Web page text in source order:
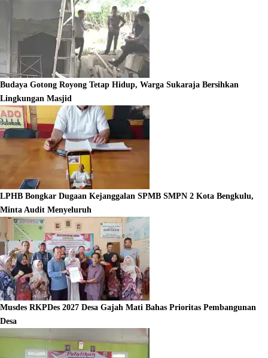
Budaya Gotong Royong Tetap Hidup, Warga Sukaraja Bersihkan
Lingkungan Masjid
LPHB Bongkar Dugaan Kejanggalan SPMB SMPN 2 Kota Bengkulu,
Minta Audit Menyeluruh
Musdes RKPDes 2027 Desa Gajah Mati Bahas Prioritas Pembangunan
Desa